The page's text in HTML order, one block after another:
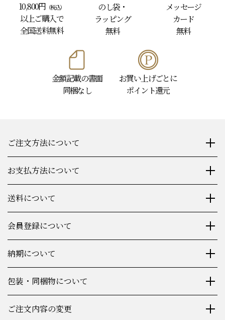
10,800円 （税込）
以上ご購入で
全国送料無料
のし袋・
ラッピング
無料
メッセージ
カード
無料
金額記載の書面
同梱なし
お買い上げごとに
ポイント還元
ご注文方法について
お支払方法について
送料について
会員登録について
納期について
包装・同梱物について
ご注文内容の変更